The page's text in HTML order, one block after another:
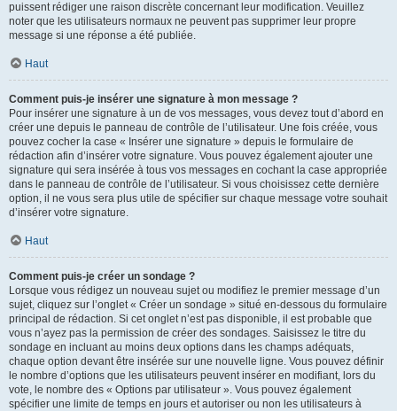
puissent rédiger une raison discrète concernant leur modification. Veuillez
noter que les utilisateurs normaux ne peuvent pas supprimer leur propre
message si une réponse a été publiée.
Haut
Comment puis-je insérer une signature à mon message ?
Pour insérer une signature à un de vos messages, vous devez tout d’abord en
créer une depuis le panneau de contrôle de l’utilisateur. Une fois créée, vous
pouvez cocher la case « Insérer une signature » depuis le formulaire de
rédaction afin d’insérer votre signature. Vous pouvez également ajouter une
signature qui sera insérée à tous vos messages en cochant la case appropriée
dans le panneau de contrôle de l’utilisateur. Si vous choisissez cette dernière
option, il ne vous sera plus utile de spécifier sur chaque message votre souhait
d’insérer votre signature.
Haut
Comment puis-je créer un sondage ?
Lorsque vous rédigez un nouveau sujet ou modifiez le premier message d’un
sujet, cliquez sur l’onglet « Créer un sondage » situé en-dessous du formulaire
principal de rédaction. Si cet onglet n’est pas disponible, il est probable que
vous n’ayez pas la permission de créer des sondages. Saisissez le titre du
sondage en incluant au moins deux options dans les champs adéquats,
chaque option devant être insérée sur une nouvelle ligne. Vous pouvez définir
le nombre d’options que les utilisateurs peuvent insérer en modifiant, lors du
vote, le nombre des « Options par utilisateur ». Vous pouvez également
spécifier une limite de temps en jours et autoriser ou non les utilisateurs à